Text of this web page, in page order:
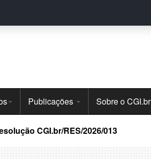
Publicações Sobre o CGI.br
CGI.br/RES/2026/013